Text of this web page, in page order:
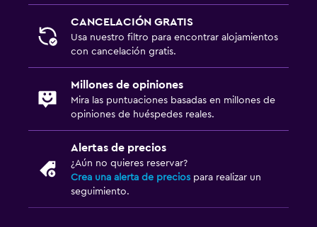
CANCELACIÓN GRATIS
Usa nuestro filtro para encontrar alojamientos
con cancelación gratis.
Millones de opiniones
Mira las puntuaciones basadas en millones de
opiniones de huéspedes reales.
Alertas de precios
¿Aún no quieres reservar?
Crea una alerta de precios para realizar un
seguimiento.